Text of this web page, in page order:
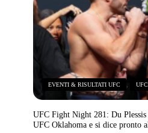
EVENTI & RISULTATI UFC UFC
UFC Fight Night 281: Du
UFC Oklahoma e si dice pronto